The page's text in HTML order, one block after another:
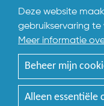
Deze website
gebruikservaring te
Meer informatie
Beheer mijn
Alleen essentiële